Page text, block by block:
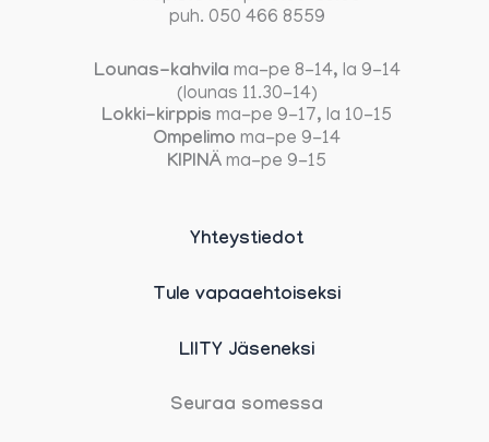
puh. 050 466 8559
Lounas-kahvila ma-pe 8-14, la 9-14
(lounas 11.30-14)
Lokki-kirppis ma-pe 9-17, la 10-15
Ompelimo ma-pe 9-14
KIPINÄ ma-pe 9-15
Yhteystiedot
Tule vapaaehtoiseksi
LIITY Jäseneksi
Seuraa somessa